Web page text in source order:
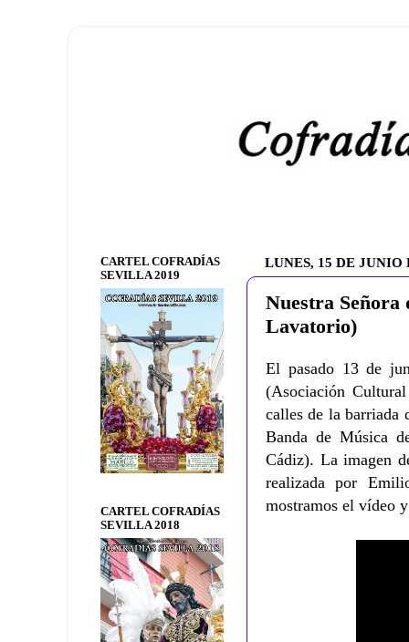
LUNES, 15 DE JUNIO
Nuestra Señora
Lavatorio)
El pasado 13 de
(Asociación
calles de la barriada
Banda de Música
Cádiz). La imagen
realizada por
mostramos el vídeo
CARTEL COFRADÍAS
SEVILLA 2019
CARTEL COFRADÍAS
SEVILLA 2018